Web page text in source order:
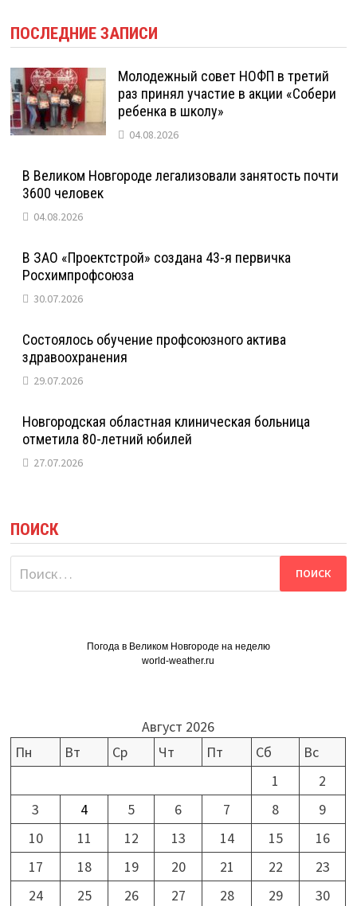
ПОСЛЕДНИЕ ЗАПИСИ
Молодежный совет НОФП в третий
раз принял участие в акции «Собери
ребенка в школу»
04.08.2026
В Великом Новгороде легализовали занятость почти
3600 человек
04.08.2026
В ЗАО «Проектстрой» создана 43-я первичка
Росхимпрофсоюза
30.07.2026
Состоялось обучение профсоюзного актива
здравоохранения
29.07.2026
Новгородская областная клиническая больница
отметила 80-летний юбилей
27.07.2026
ПОИСК
Найти:
Погода в Великом Новгороде на неделю
world-weather.ru
Август 2026
Пн
Вт Ср Чт Пт Сб
Вс
1
2
3
4 5 6 7 8
9
10
11 12 13 14 15
16
17
18 19 20 21 22
23
24
25 26 27 28 29
30